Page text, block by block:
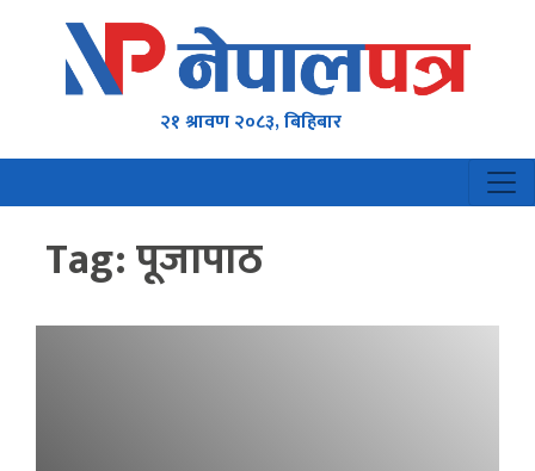
२१ श्रावण २०८३, बिहिबार
Tag:पूजापाठ